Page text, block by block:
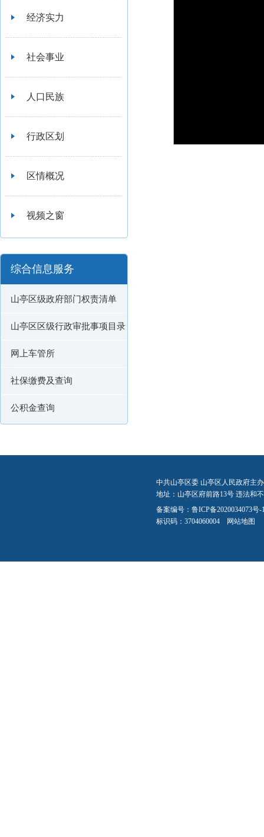
经济实力
社会事业
人口民族
行政区划
区情概况
视频之窗
综合信息服务
山亭区级政府部门权责清单
山亭区区级行政审批事项目录
网上车管所
社保缴费及查询
公积金查询
中共山亭区委 山亭区人民政府主
地址：山亭区府前路13号 违法和
备案编号： 鲁ICP备2020034073号-
标识码：3704060004 网站地图